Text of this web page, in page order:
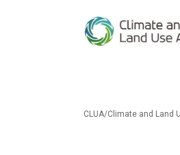
CLUA/Climate and Land